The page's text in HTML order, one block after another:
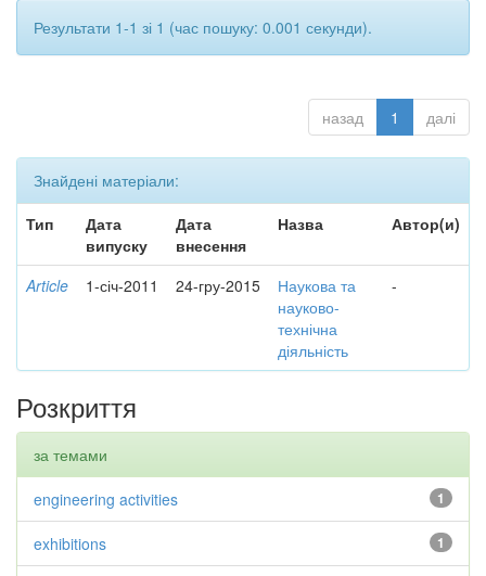
Результати 1-1 зі 1 (час пошуку: 0.001 секунди).
назад 1 далі
Знайдені матеріали:
Тип
Дата
випуску
Дата
внесення
Назва Автор(и)
Article 1-січ-2011 24-гру-2015
Наукова та
науково-
технічна
діяльність
-
Розкриття
за темами
1
engineering activities
1
exhibitions